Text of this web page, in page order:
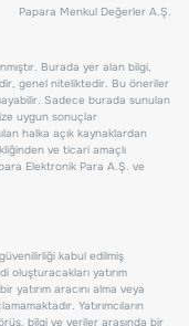
Papara Menkul Değerler A.Ş.
Burada yer alan bilgi,
genel niteliktedir. Bu öneriler
Sadece burada sunulan
uygun sonuçlar
halka açık kaynaklardan
ve ticari amaçlı
Elektronik Para A.Ş. ve
kabul edilmiş
oluşturacakları yatırım
yatırım aracını alma veya
Yatırımcıların
bilgi ve veriler arasında bir